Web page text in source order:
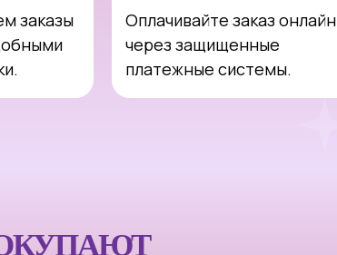
Оплачивайте заказ онлайн
через защищенные
платежные системы.
заказы